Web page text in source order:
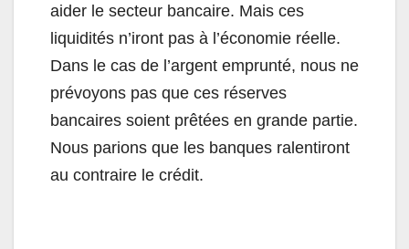
aider le secteur bancaire. Mais ces
liquidités n’iront pas à l’économie réelle.
Dans le cas de l’argent emprunté, nous ne
prévoyons pas que ces réserves
bancaires soient prêtées en grande partie.
Nous parions que les banques ralentiront
au contraire le crédit.